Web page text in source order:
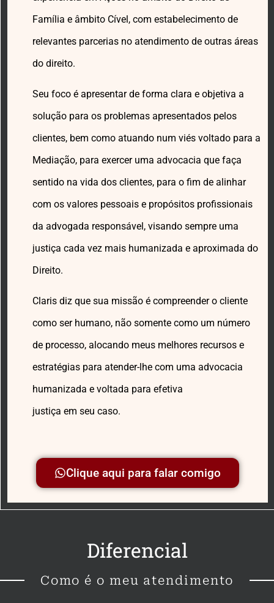
Família e âmbito Cível, com estabelecimento de
relevantes parcerias no atendimento de outras áreas
do direito.
Seu foco é apresentar de forma clara e objetiva a
solução para os problemas apresentados pelos
clientes, bem como atuando num viés voltado para a
Mediação, para exercer uma advocacia que faça
sentido na vida dos clientes, para o fim de alinhar
com os valores pessoais e propósitos profissionais
da advogada responsável, visando sempre uma
justiça cada vez mais humanizada e aproximada do
Direito.
Claris diz que sua missão é compreender o cliente
como ser humano, não somente como um número
de processo, alocando meus melhores recursos e
estratégias para atender-lhe com uma advocacia
humanizada e voltada para efetiva
justiça em seu caso.
Clique aqui para falar comigo
Diferencial
Como é o meu atendimento